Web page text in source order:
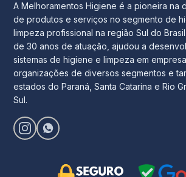
A Melhoramentos Higiene é a pioneira na
de produtos e serviços no segmento de
limpeza profissional na região Sul do
de 30 anos de atuação, ajudou a
sistemas de higiene e limpeza em
organizações de diversos segmentos e
estados do Paraná, Santa Catarina e Rio
Sul.